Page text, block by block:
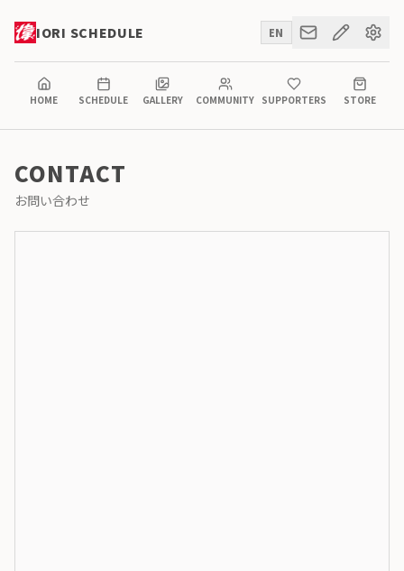
IORI SCHEDULE EN
HOME SCHEDULE GALLERY COMMUNITY SUPPORTERS STORE
CONTACT
お問い合わせ